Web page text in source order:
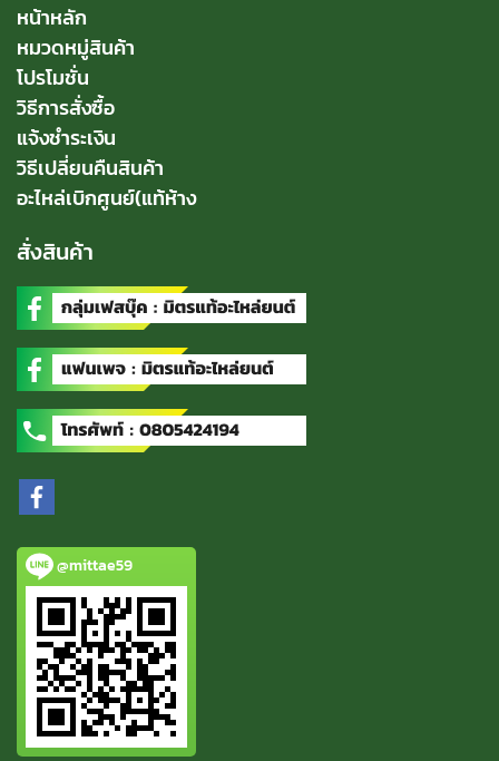
หน้าหลัก
หมวดหมู่สินค้า
โปรโมชั่น
วิธีการสั่งซื้อ
แจ้งชำระเงิน
วิธีเปลี่ยนคืนสินค้า
อะไหล่เบิกศูนย์(แท้ห้าง
สั่งสินค้า
@mittae59